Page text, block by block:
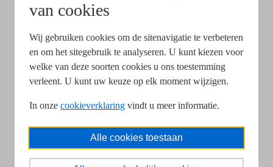
van cookies
Wij gebruiken cookies om de sitenavigatie te verbeteren
en om het sitegebruik te analyseren. U kunt kiezen voor
welke van deze soorten cookies u ons toestemming
verleent. U kunt uw keuze op elk moment wijzigen.
In onze cookieverklaring vindt u meer informatie.
Alle cookies toestaan